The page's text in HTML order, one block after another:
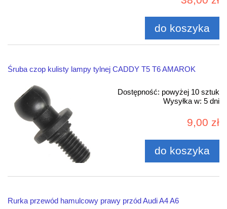
do koszyka
Śruba czop kulisty lampy tylnej CADDY T5 T6 AMAROK
Dostępność: powyżej 10 sztuk
Wysyłka w: 5 dni
9,00 zł
do koszyka
Rurka przewód hamulcowy prawy przód Audi A4 A6